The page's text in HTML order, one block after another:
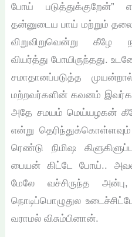
போய் படுத்துக்குறேன்”
தன்னுடைய பாய் மற்றும்
விறுவிறுவென்று கீழே
வியர்த்து போயிருந்தது.
சமாதானப்படுத்த
மற்றவர்களின் கவனம்
அதே சமயம் மெய்யழகன்
என்று
ரெண்டு நிமிஷ
பையன் கிட்டே போய்..
மேலே வச்சிருந்த
நொடிப்பொழுதுல
வராமல் விசும்பினான்.